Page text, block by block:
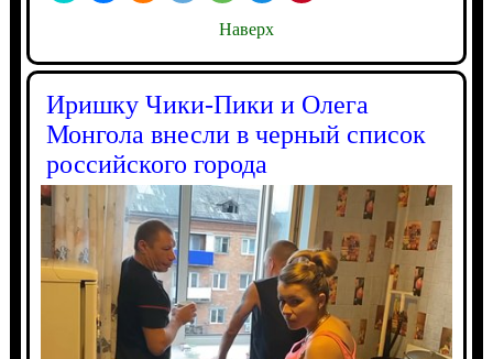
Наверх
Иришку Чики-Пики и Олега
Монгола внесли в черный список
российского города